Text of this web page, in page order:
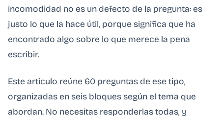
incomodidad no es un defecto de la pregunta: es
justo lo que la hace útil, porque significa que ha
encontrado algo sobre lo que merece la pena
escribir.
Este artículo reúne 60 preguntas de ese tipo,
organizadas en seis bloques según el tema que
abordan. No necesitas responderlas todas, y